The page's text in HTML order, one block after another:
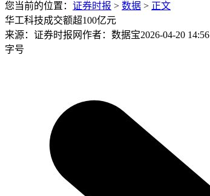
您当前的位置： 证券时报 > 数据 > 正文
华工科技成交额超100亿元
来源：证券时报网作者：数据宝2026-04-20 14:56
字号